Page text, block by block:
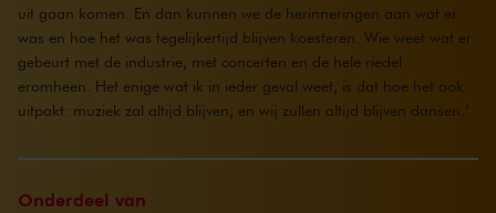
uit gaan komen. En dan kunnen we de herinneringen aan wat er
was en hoe het was tegelijkertijd blijven koesteren. Wie weet wat er
gebeurt met de industrie, met concerten en de hele riedel
eromheen. Het enige wat ik in ieder geval weet, is dat hoe het ook
uitpakt: muziek zal altijd blijven, en wij zullen altijd blijven dansen.’
Onderdeel van